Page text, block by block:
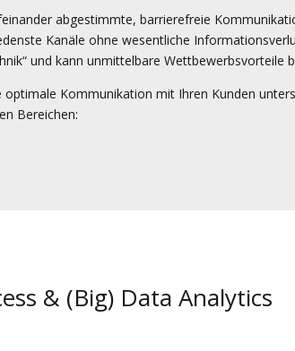
abgestimmte, barrierefreie
Kanäle ohne wesentliche
und kann unmittelbare Wettbewerbsvorteile
optimale Kommunikation mit Ihren Kunden
Bereichen:
& (Big) Data Analytics